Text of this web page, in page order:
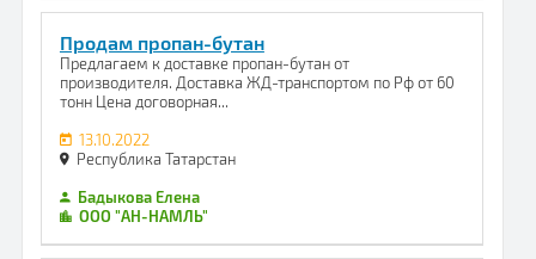
Продам пропан-бутан
Предлагаем к доставке пропан-бутан от
производителя. Доставка ЖД-транспортом по Рф от 60
тонн Цена договорная...
13.10.2022
Республика Татарстан
Бадыкова Елена
ООО "АН-НАМЛЬ"